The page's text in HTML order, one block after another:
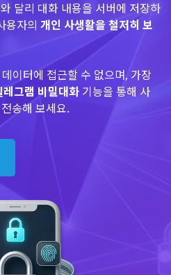
달리 대화 내용을 서버에 저장하
용자의 개인 사생활을 철저히 보
이터에 접근할 수 없으며, 가장
레그램 비밀대화 기능을 통해 사
송해 보세요.